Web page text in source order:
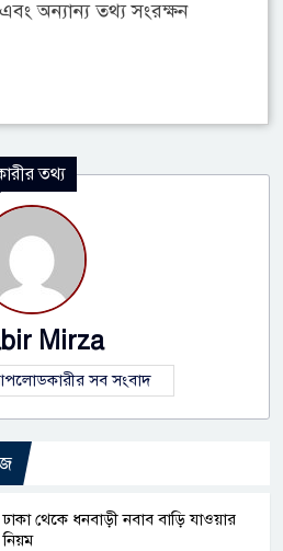
অন্যান্য তথ্য সংরক্ষন
তথ্য
Mirza
সব সংবাদ
ঢাকা থেকে ধনবাড়ী নবাব বাড়ি যাওয়ার
নিয়ম